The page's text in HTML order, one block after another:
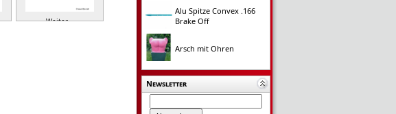
Weiter »
Alu Spitze Convex .166
Brake Off
Arsch mit Ohren
Newsletter